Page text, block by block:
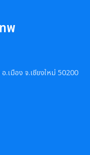
เทศบาลเมืองสุเทพ
ระชาชน
พ
.เมือง จ.เชียงใหม่ 50200